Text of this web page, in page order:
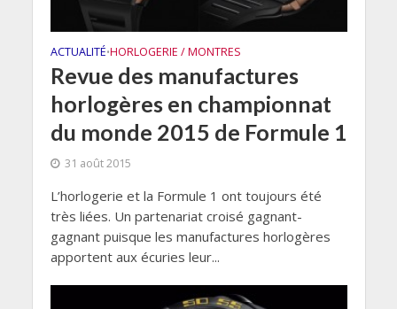
ACTUALITÉ•HORLOGERIE / MONTRES
Revue des manufactures
horlogères en championnat
du monde 2015 de Formule 1
31 août 2015
L’horlogerie et la Formule 1 ont toujours été
très liées. Un partenariat croisé gagnant-
gagnant puisque les manufactures horlogères
apportent aux écuries leur...